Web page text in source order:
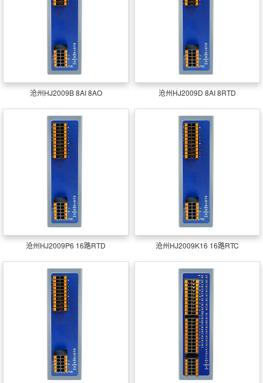
沧州HJ2009B 8AI 8AO 沧州HJ2009D 8AI 8RTD
沧州HJ2009P6 16路RTD 沧州HJ2009K16 16路RTC